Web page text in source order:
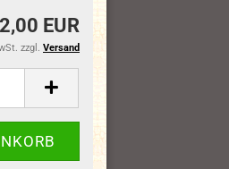
EUR
zzgl. Versand